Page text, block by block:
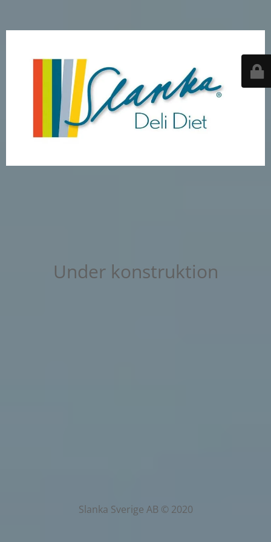
Under konstruktion
Slanka Sverige AB © 2020